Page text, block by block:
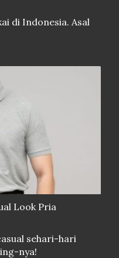
di Indonesia. Asal
Look Pria
sehari-hari
nya!